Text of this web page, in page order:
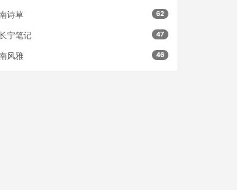
诗草 62
宁笔记 47
风雅 46